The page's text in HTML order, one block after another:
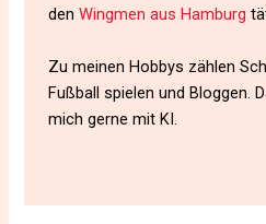
denWingmen aus Hamburg
Zu meinen Hobbys zählen
Fußball spielen und Bloggen.
mich gerne mit KI.